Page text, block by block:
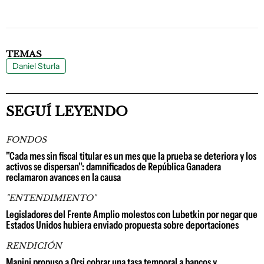
TEMAS
Daniel Sturla
SEGUÍ LEYENDO
FONDOS
"Cada mes sin fiscal titular es un mes que la prueba se deteriora y los
activos se dispersan": damnificados de República Ganadera
reclamaron avances en la causa
"ENTENDIMIENTO"
Legisladores del Frente Amplio molestos con Lubetkin por negar que
Estados Unidos hubiera enviado propuesta sobre deportaciones
RENDICIÓN